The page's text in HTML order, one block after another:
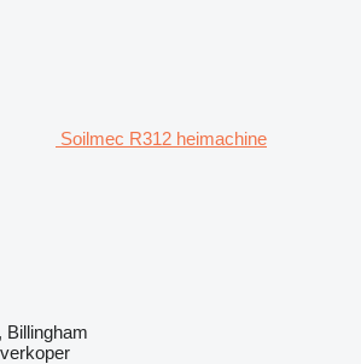
Soilmec R312 heimachine
Billingham